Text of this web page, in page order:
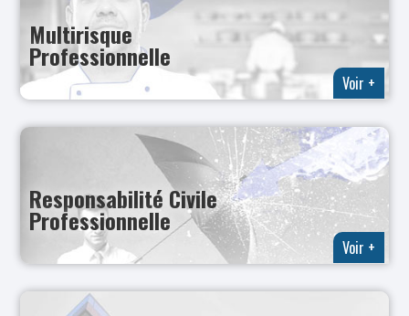
Multirisque
Professionnelle
Voir +
Responsabilité Civile
Professionnelle
Voir +